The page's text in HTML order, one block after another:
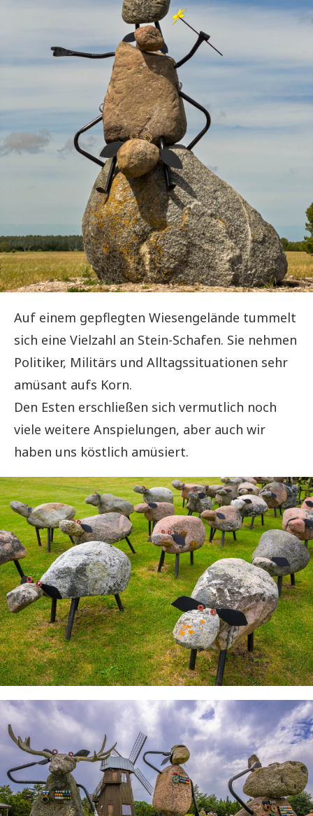
Auf einem gepflegten Wiesengelände tummelt
sich eine Vielzahl an Stein-Schafen. Sie nehmen
Politiker, Militärs und Alltagssituationen sehr
amüsant aufs Korn.
Den Esten erschließen sich vermutlich noch
viele weitere Anspielungen, aber auch wir
haben uns köstlich amüsiert.